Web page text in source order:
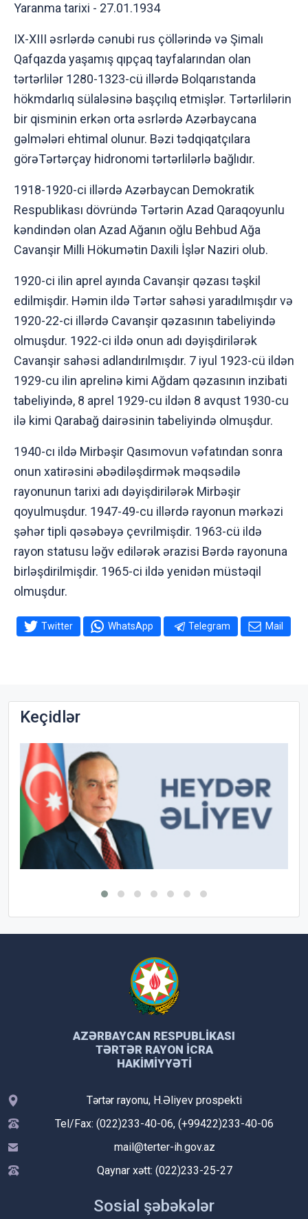
Yaranma tarixi - 27.01.1934
IX-XIII əsrlərdə cənubi rus çöllərində və Şimalı
Qafqazda yaşamış qıpçaq tayfalarından olan
tərtərlilər 1280-1323-cü illərdə Bolqarıstanda
hökmdarlıq sülaləsinə başçılıq etmişlər. Tərtərlilərin
bir qisminin erkən orta əsrlərdə Azərbaycana
gəlmələri ehtimal olunur. Bəzi tədqiqatçılara
görəTərtərçay hidronomi tərtərlilərlə bağlıdır.
1918-1920-ci illərdə Azərbaycan Demokratik
Respublikası dövründə Tərtərin Azad Qaraqoyunlu
kəndindən olan Azad Ağanın oğlu Behbud Ağa
Cavanşir Milli Hökumətin Daxili İşlər Naziri olub.
1920-ci ilin aprel ayında Cavanşir qəzası təşkil
edilmişdir. Həmin ildə Tərtər sahəsi yaradılmışdır və
1920-22-ci illərdə Cavanşir qəzasının tabeliyində
olmuşdur. 1922-ci ildə onun adı dəyişdirilərək
Cavanşir sahəsi adlandırılmışdır. 7 iyul 1923-cü ildən
1929-cu ilin aprelinə kimi Ağdam qəzasının inzibati
tabeliyində, 8 aprel 1929-cu ildən 8 avqust 1930-cu
ilə kimi Qarabağ dairəsinin tabeliyində olmuşdur.
1940-cı ildə Mirbəşir Qasımovun vəfatından sonra
onun xatirəsini əbədiləşdirmək məqsədilə
rayonunun tarixi adı dəyişdirilərək Mirbəşir
qoyulmuşdur. 1947-49-cu illərdə rayonun mərkəzi
şəhər tipli qəsəbəyə çevrilmişdir. 1963-cü ildə
rayon statusu ləğv edilərək ərazisi Bərdə rayonuna
birləşdirilmişdir. 1965-ci ildə yenidən müstəqil
olmuşdur.
Twitter WhatsApp Telegram Mail
Keçidlər
AZƏRBAYCAN RESPUBLIKASI
TƏRTƏR RAYON İCRA
HAKIMIYYƏTI
Tərtər rayonu, H.Əliyev prospekti
Tel/Fax: (022)233-40-06, (+99422)233-40-06
mail@terter-ih.gov.az
Qaynar xətt: (022)233-25-27
Sosial şəbəkələr